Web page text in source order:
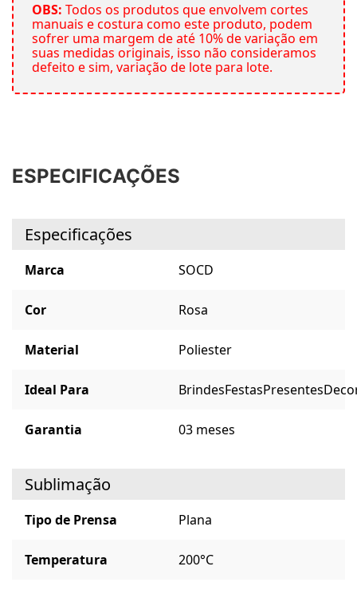
OBS: Todos os produtos que envolvem cortes
manuais e costura como este produto, podem
sofrer uma margem de até 10% de variação em
suas medidas originais, isso não consideramos
defeito e sim, variação de lote para lote.
ESPECIFICAÇÕES
Especificações
Marca SOCD
Cor Rosa
Material Poliester
Ideal Para BrindesFestasPresentes
Garantia 03 meses
Sublimação
Tipo de Prensa Plana
Temperatura 200°C